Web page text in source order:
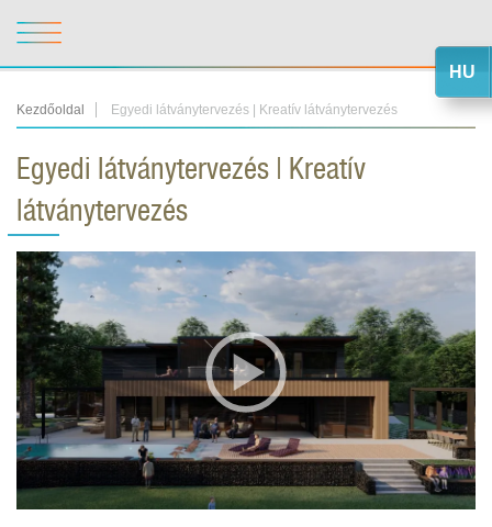
Kezdőoldal Egyedi látványtervezés | Kreatív látványtervezés
Egyedi látványtervezés | Kreatív
látványtervezés
HU